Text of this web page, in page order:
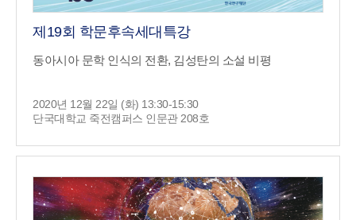
제19회 학문후속세대특강
동아시아 문학 인식의 전환, 김성탄의 소설 비평
2020년 12월 22일 (화) 13:30-15:30
단국대학교 죽전캠퍼스 인문관 208호